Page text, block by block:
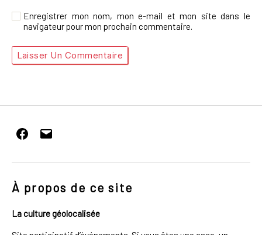
Enregistrer mon nom, mon e-mail et mon site dans le
navigateur pour mon prochain commentaire.
Facebook
E-
mail
À propos de ce site
La culture géolocalisée